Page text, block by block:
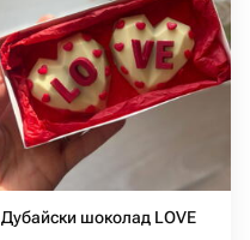
Дубайски шоколад LOVE